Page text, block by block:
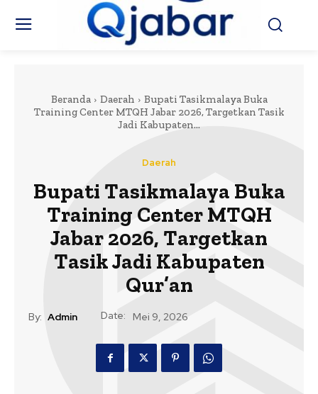
Beranda Daerah
Bupati Tasikmalaya Buka
Training Center MTQH Jabar 2026, Targetkan Tasik
Jadi Kabupaten...
Daerah
Bupati Tasikmalaya Buka
Training Center MTQH
Jabar 2026, Targetkan
Tasik Jadi Kabupaten
Qur’an
By: Admin Date: Mei 9, 2026